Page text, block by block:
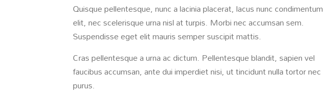
Quisque pellentesque, nunc a lacinia placerat, lacus nunc condimentum
elit, nec scelerisque urna nisl at turpis. Morbi nec accumsan sem.
Suspendisse eget elit mauris semper suscipit mattis.
Cras pellentesque a urna ac dictum. Pellentesque blandit, sapien vel
faucibus accumsan, ante dui imperdiet nisi, ut tincidunt nulla tortor nec
purus.